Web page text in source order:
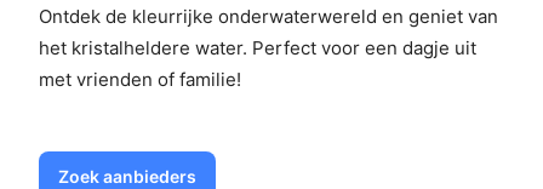
Ontdek de kleurrijke onderwaterwereld en geniet van
het kristalheldere water. Perfect voor een dagje uit
met vrienden of familie!
Zoek aanbieders